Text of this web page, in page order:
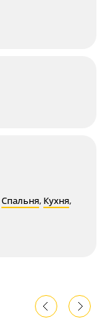
Спальня, Кухня,